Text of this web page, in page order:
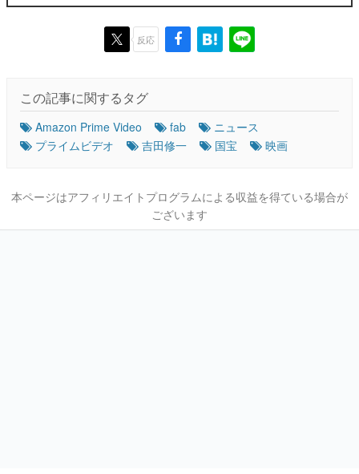
反応
この記事に関するタグ
Amazon Prime Video fab
ニュース
プライムビデオ
吉田修一 国宝 映画
本ページはアフィリエイトプログラムによる収益を得ている場合が
ございます